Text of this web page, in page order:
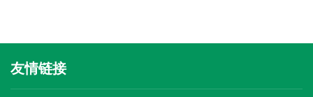
友情链接